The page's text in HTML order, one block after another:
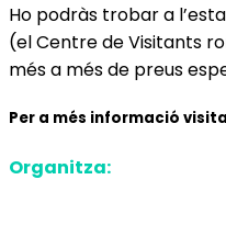
Ho podràs trobar a
(el Centre de Visitants
més a més de preus
Per a més informació
Organitza: